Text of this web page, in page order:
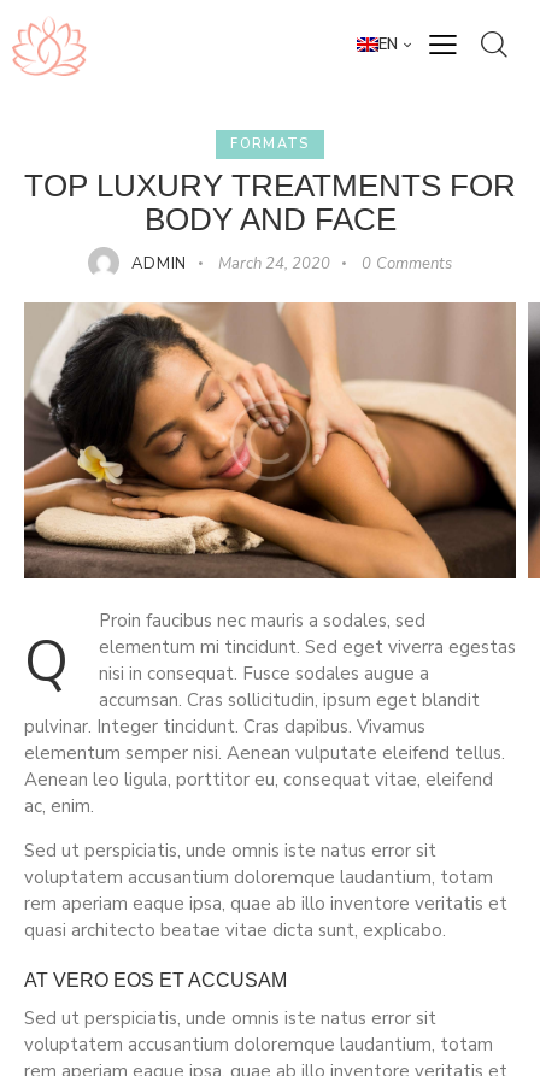
EN
FORMATS
TOP LUXURY TREATMENTS FOR
BODY AND FACE
ADMIN March 24, 2020 0 Comments
q
Proin faucibus nec mauris a sodales, sed
elementum mi tincidunt. Sed eget viverra egestas
nisi in consequat. Fusce sodales augue a
accumsan. Cras sollicitudin, ipsum eget blandit
pulvinar. Integer tincidunt. Cras dapibus. Vivamus
elementum semper nisi. Aenean vulputate eleifend tellus.
Aenean leo ligula, porttitor eu, consequat vitae, eleifend
ac, enim.
Sed ut perspiciatis, unde omnis iste natus error sit
voluptatem accusantium doloremque laudantium, totam
rem aperiam eaque ipsa, quae ab illo inventore veritatis et
quasi architecto beatae vitae dicta sunt, explicabo.
AT VERO EOS ET ACCUSAM
Sed ut perspiciatis, unde omnis iste natus error sit
voluptatem accusantium doloremque laudantium, totam
rem aperiam eaque ipsa, quae ab illo inventore veritatis et